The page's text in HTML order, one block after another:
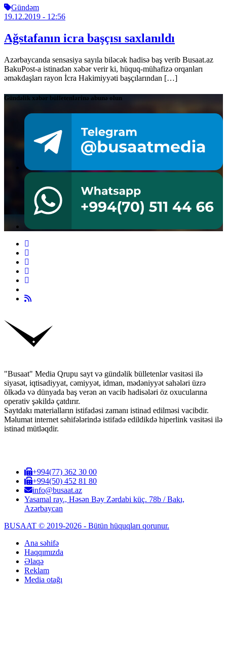
Gündəm
19.12.2019 - 12:56
Ağstafanın icra başçısı saxlanıldı
Azərbaycanda sensasiya sayıla biləcək hadisə baş verib Busaat.az
BakuPost-a istinadən xəbər verir ki, hüquq-mühafizə orqanları
əməkdaşları rayon İcra Hakimiyyəti başçılarından […]
Gündəlik xəbər bülletenlərinə abunə olun
"Busaat" Media Qrupu sayt və gündəlik bülletenlər vasitəsi ilə
siyasət, iqtisadiyyat, cəmiyyət, idman, mədəniyyət sahələri üzrə
ölkədə və dünyada baş verən ən vacib hadisələri öz oxucularına
operativ şəkildə çatdırır.
Saytdakı materialların istifadəsi zamanı istinad edilməsi vacibdir.
Məlumat internet səhifələrində istifadə edildikdə hiperlink vasitəsi ilə
istinad mütləqdir.
+994(77) 362 30 00
+994(50) 452 81 80
info@busaat.az
Yasamal ray., Həsən Bəy Zərdabi küç. 78b / Bakı,
Azərbaycan
BUSAAT © 2019-2026 - Bütün hüquqları qorunur.
Ana səhifə
Haqqımızda
Əlaqə
Reklam
Media otağı